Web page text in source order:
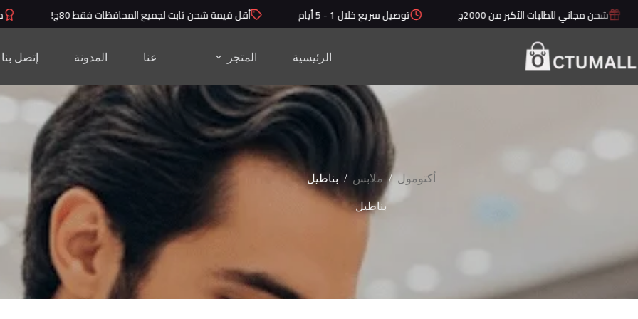
شحن مجاني للطلبات الأكبر من 2000ج توصيل سريع خلال 1 - 5 أيام أقل قيمة شحن ثابت لجميع المحافظات فقط 80ج!
الرئيسية المتجر عنا المدونة إتصل بنا
أكتومول / ملابس / بناطيل
بناطيل